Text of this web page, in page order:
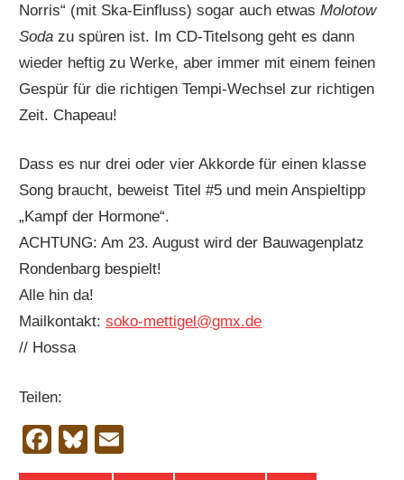
Norris“ (mit Ska-Einfluss) sogar auch etwasMolotow
Soda zu spüren ist. Im CD-Titelsong geht es dann
wieder heftig zu Werke, aber immer mit einem feinen
Gespür für die richtigen Tempi-Wechsel zur richtigen
Zeit. Chapeau!
Dass es nur drei oder vier Akkorde für einen klasse
Song braucht, beweist Titel #5 und mein Anspieltipp
„Kampf der Hormone“.
ACHTUNG: Am 23. August wird der Bauwagenplatz
Rondenbarg bespielt!
Alle hin da!
Mailkontakt:soko-mettigel@gmx.de
// Hossa
Teilen:
Facebook
Bluesky